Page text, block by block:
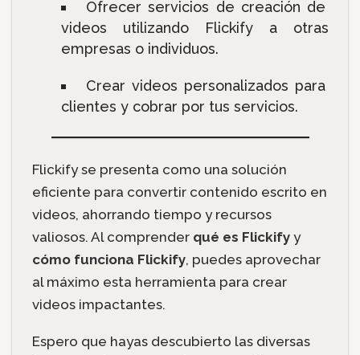
Ofrecer servicios de creación de
videos utilizando Flickify a otras
empresas o individuos.
Crear videos personalizados para
clientes y cobrar por tus servicios.
Flickify se presenta como una solución
eficiente para convertir contenido escrito en
videos, ahorrando tiempo y recursos
valiosos. Al comprender qué es Flickifyy
cómo funciona Flickify, puedes aprovechar
al máximo esta herramienta para crear
videos impactantes.
Espero que hayas descubierto las diversas